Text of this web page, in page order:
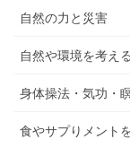
自然の力と災害
自然や環境を考える
身体操法・気功・
食やサプりメント